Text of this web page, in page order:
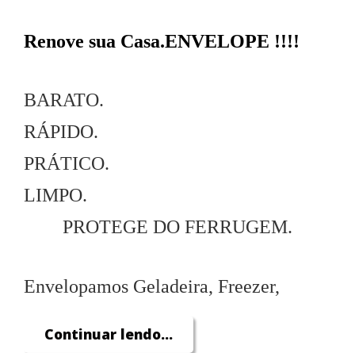
Renove sua Casa.ENVELOPE !!!!
BARATO.
RÁPIDO.
PRÁTICO.
LIMPO.
PROTEGE DO FERRUGEM.
Envelopamos Geladeira, Freezer,
Fogão, Microondas, Máquina de Lavar,
Continuar lendo...